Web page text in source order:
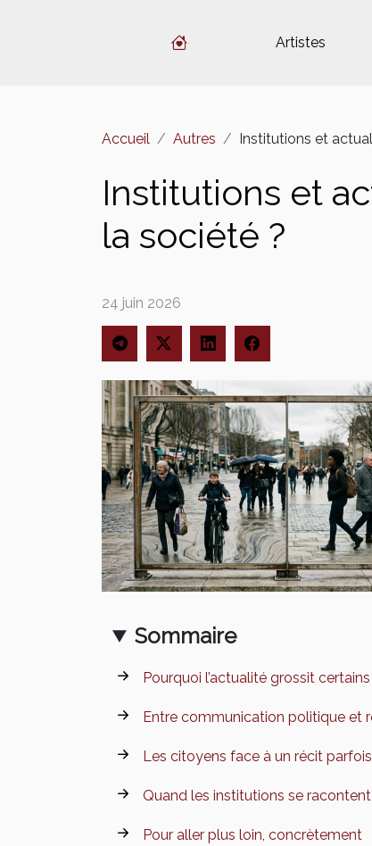
Artistes
Accueil Autres Institutions et
Institutions et
la société ?
24 juin 2026
Sommaire
Pourquoi l’actualité grossit
Entre communication politique et
Les citoyens face à un récit
Quand les institutions se
Pour aller plus loin, concrètement